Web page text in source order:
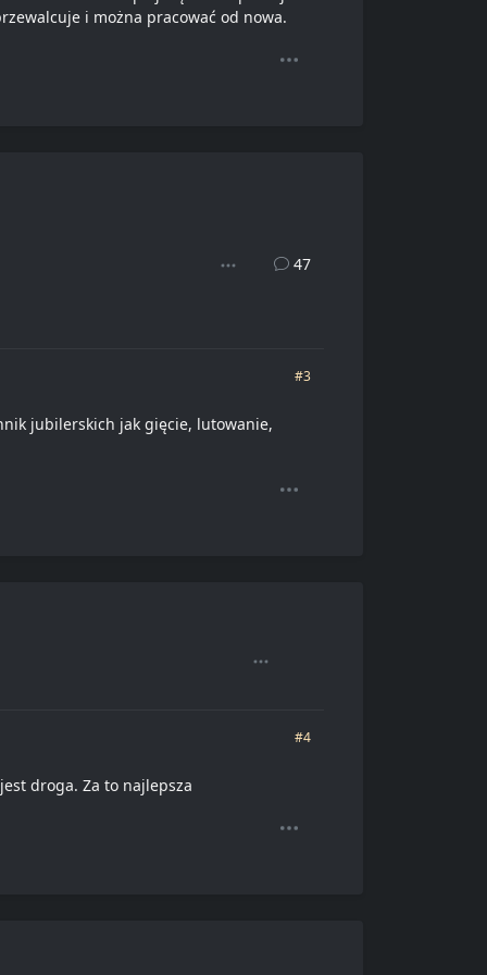
i można pracować od nowa.
47
#3
jubilerskich jak gięcie, lutowanie,
#4
droga. Za to najlepsza